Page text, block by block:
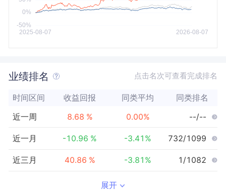
业绩排名 点击名次可查看完成排名
时间区间 收益回报 同类平均 同类排名
近一周 8.68 % 0.00% --/--
近一月 -10.96 % -3.41 % 732/1099
近三月 40.86 % -3.81 % 1/1082
展开